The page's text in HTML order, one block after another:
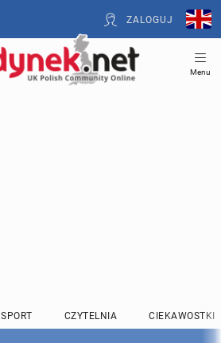
ZALOGUJ
Menu
SPORT CZYTELNIA CIEKAWOSTKI